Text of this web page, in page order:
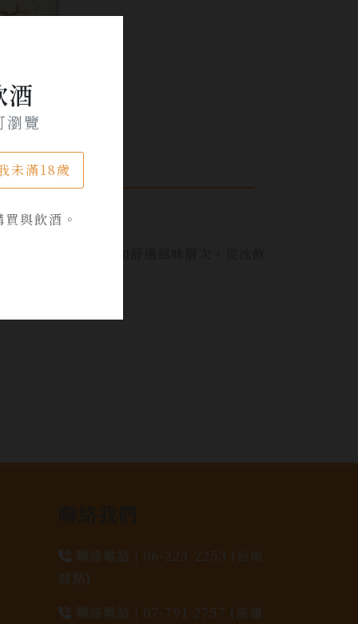
酒
瀏覽
未滿18歲
與飲酒。
聯絡電話 | 06-223-2253 (台南
據點)
聯絡電話 | 07-791-2757 (高雄